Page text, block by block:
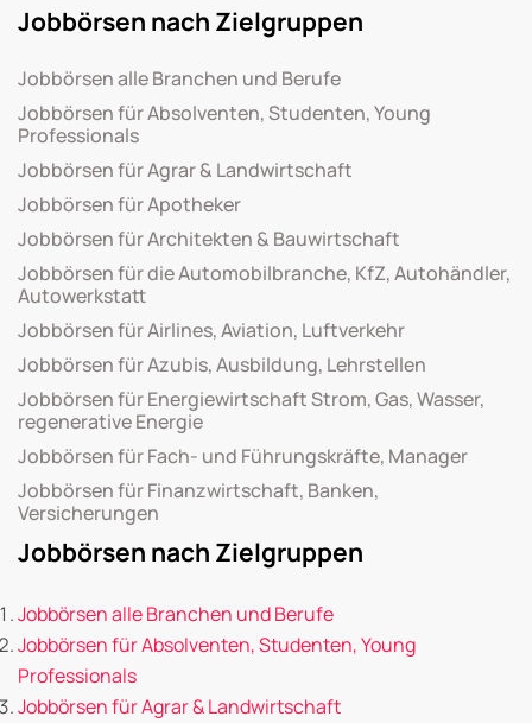
Jobbörsen nach Zielgruppen
Jobbörsen alle Branchen und Berufe
Jobbörsen für Absolventen, Studenten, Young
Professionals
Jobbörsen für Agrar & Landwirtschaft
Jobbörsen für Apotheker
Jobbörsen für Architekten & Bauwirtschaft
Jobbörsen für die Automobilbranche, KfZ, Autohändler,
Autowerkstatt
Jobbörsen für Airlines, Aviation, Luftverkehr
Jobbörsen für Azubis, Ausbildung, Lehrstellen
Jobbörsen für Energiewirtschaft Strom, Gas, Wasser,
regenerative Energie
Jobbörsen für Fach- und Führungskräfte, Manager
Jobbörsen für Finanzwirtschaft, Banken,
Versicherungen
Jobbörsen nach Zielgruppen
Jobbörsen alle Branchen und Berufe
Jobbörsen für Absolventen, Studenten, Young
Professionals
Jobbörsen für Agrar & Landwirtschaft